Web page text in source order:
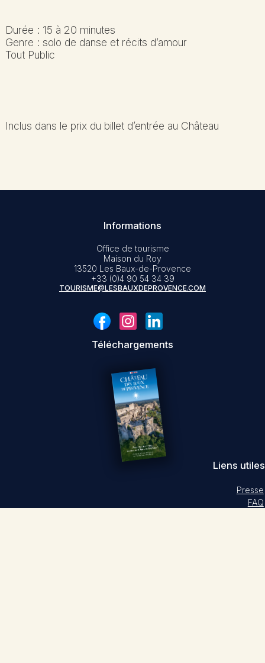
Durée : 15 à 20 minutes
Genre : solo de danse et récits d’amour
Tout Public
Inclus dans le prix du billet d’entrée au Château
Informations
Office de tourisme
Maison du Roy
13520 Les Baux-de-Provence
+33 (0)4 90 54 34 39
TOURISME@LESBAUXDEPROVENCE.COM
Téléchargements
Liens utiles
Presse
FAQ